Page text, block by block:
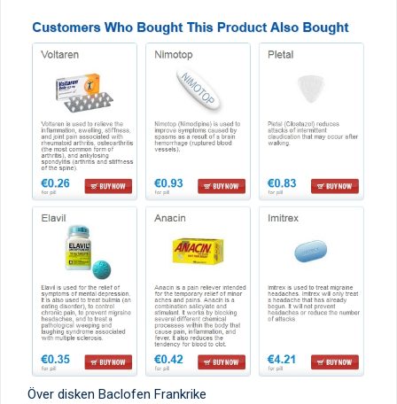
Över disken Baclofen Frankrike